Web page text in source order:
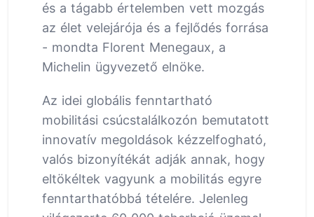
és a tágabb értelemben vett mozgás
az élet velejárója és a fejlődés forrása
- mondta Florent Menegaux, a
Michelin ügyvezető elnöke.
Az idei globális fenntartható
mobilitási csúcstalálkozón bemutatott
innovatív megoldások kézzelfogható,
valós bizonyítékát adják annak, hogy
eltökéltek vagyunk a mobilitás egyre
fenntarthatóbbá tételére. Jelenleg